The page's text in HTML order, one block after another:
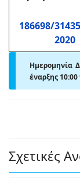
186698/
2020
Ημερομηνία
έναρξης
Σχετικές